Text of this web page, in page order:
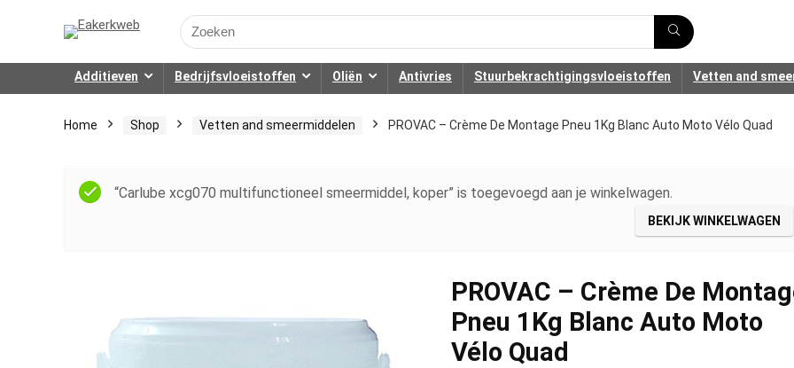
Search
for:
Additieven Bedrijfsvloeistoffen Oliën Antivries Stuurbekrachtigingsvloeistoffen Vetten and
Home Shop Vetten and smeermiddelen PROVAC – Crème De Montage Pneu 1Kg Blanc Auto Moto Vélo Quad
“Carlube xcg070 multifunctioneel smeermiddel, koper” is toegevoegd aan je winkelwagen.
BEKIJK WINKELWAGEN
PROVAC – Crème De
Pneu 1Kg Blanc Auto Moto
Vélo Quad